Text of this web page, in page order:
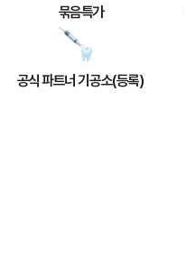
묶음특가
공식 파트너 기공소(등록)